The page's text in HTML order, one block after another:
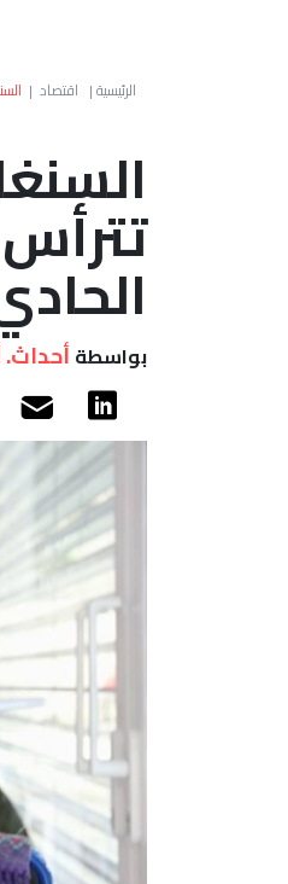
الرئيسية| اقتصاد |
بواسطةأحداث.